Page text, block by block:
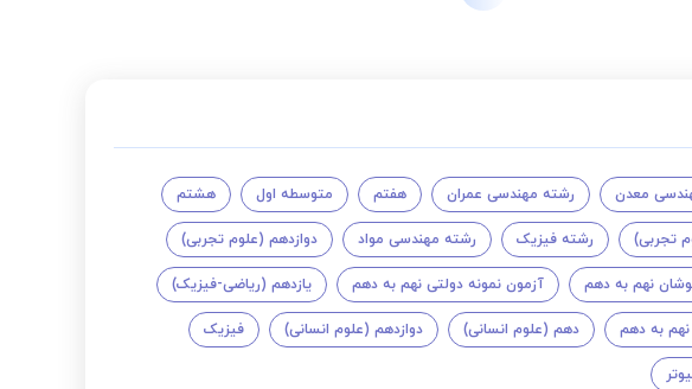
معدن رشته مهندسی عمران هفتم متوسطه اول هشتم
تجربی) رشته فیزیک رشته مهندسی مواد دوازدهم (علوم تجربی)
نهم به دهم آزمون نمونه دولتی نهم به دهم یازدهم (ریاضی-فیزیک)
به دهم دهم (علوم انسانی) دوازدهم (علوم انسانی) فیزیک